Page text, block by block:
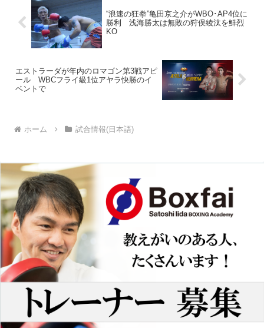
“浪速の狂拳”亀田京之介がWBO･AP4位に
勝利 浅海勝太は無敗の狩俣綾汰を鮮烈
KO
エストラーダが年内のロマゴン第3戦アピ
ール WBCフライ級1位アヤラ快勝のイ
ベントで
ホーム 試合情報(日本語)